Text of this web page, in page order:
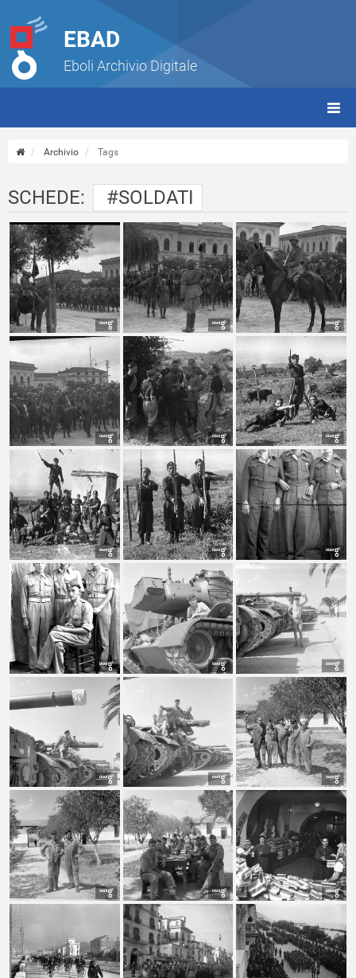
EBAD
Eboli Archivio Digitale
Archivio Tags
SCHEDE: #SOLDATI